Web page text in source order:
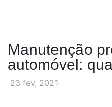
Manutenção
automóvel:
23 fev, 2021